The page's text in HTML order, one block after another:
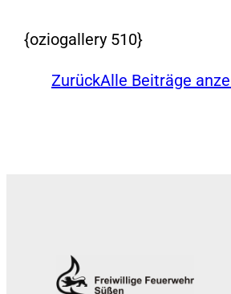
{oziogallery 510}
ZurückAlle Beiträge